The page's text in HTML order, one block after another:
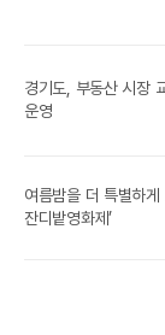
경기도, 부동산 시장
운영
여름밤을 더 특별하
잔디밭영화제’